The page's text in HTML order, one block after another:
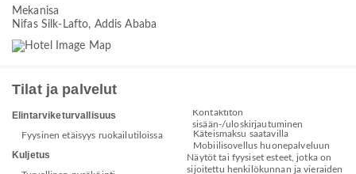
Mekanisa
Nifas Silk-Lafto, Addis Ababa
Tilat ja palvelut
Elintarviketurvallisuus
Fyysinen etäisyys ruokailutiloissa
Kuljetus
Kontaktiton
sisään-/uloskirjautuminen
Käteismaksu saatavilla
Mobiilisovellus huonepalveluun
Näytöt tai fyysiset esteet, jotka on
sijoitettu henkilökunnan ja vieraiden